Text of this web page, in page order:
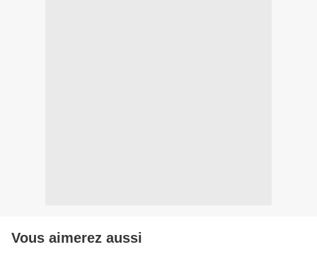
Vous aimerez aussi